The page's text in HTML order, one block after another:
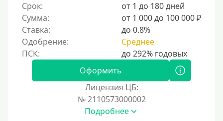
Срок:
от 1 до 180 дней
Сумма:
от 1 000 до 100 000 ₽
Ставка:
до 0.8%
Одобрение:
Среднее
Оформить
Лицензия ЦБ:
№ 2110573000002
Подробнее